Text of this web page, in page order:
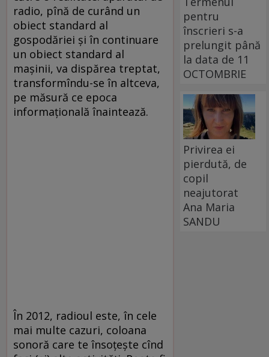
radio, pînă de curând un
obiect standard al
gospodăriei şi în continuare
un obiect standard al
maşinii, va dispărea treptat,
transformîndu-se în altceva,
pe măsură ce epoca
informaţională înaintează.
În 2012, radioul este, în cele
mai multe cazuri, coloana
sonoră care te însoţeşte cînd
pentru
înscrieri s-a
prelungit până
la data de 11
OCTOMBRIE
Privirea ei
pierdută, de
copil
neajutorat
Ana Maria
SANDU